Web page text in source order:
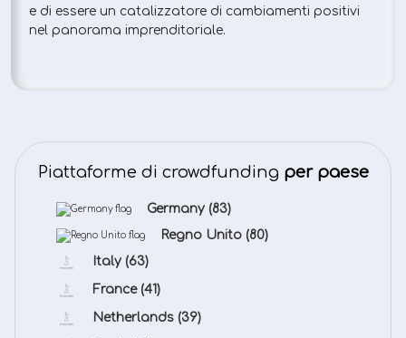
e di essere un catalizzatore di cambiamenti positivi
nel panorama imprenditoriale.
Piattaforme di crowdfunding per paese
Germany (83)
Regno Unito (80)
Italy (63)
France (41)
Netherlands (39)